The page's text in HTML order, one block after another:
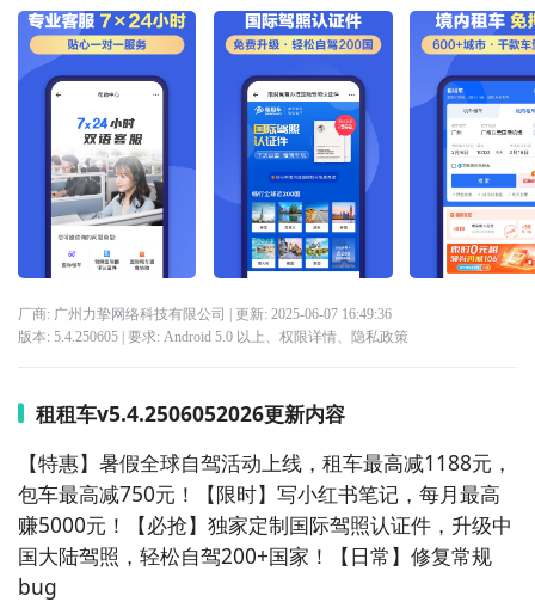
厂商: 广州力挚网络科技有限公司 | 更新: 2025-06-07 16:49:36
版本: 5.4.250605| 要求: Android 5.0 以上、 权限详情、 隐私政策
租租车v5.4.2506052026更新内容
【特惠】暑假全球自驾活动上线，租车最高减1188元，
包车最高减750元！【限时】写小红书笔记，每月最高
赚5000元！【必抢】独家定制国际驾照认证件，升级中
国大陆驾照，轻松自驾200+国家！【日常】修复常规
bug